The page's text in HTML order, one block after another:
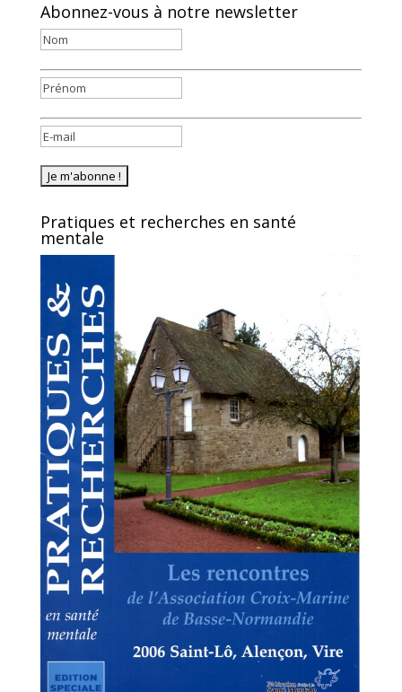
Abonnez-vous à notre newsletter
Pratiques et recherches en santé
mentale